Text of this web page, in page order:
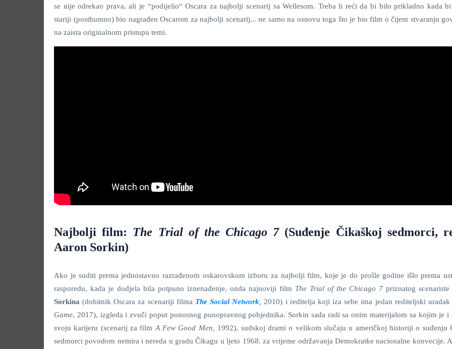
se nije odrekao prava, ali je “podijelio“ Oscara za najbolji scenarij sa Wellesom. Treba li reći da bi bilo prikladno kada
stariji (posthumno) bio nagrađen Oscarom za najbolji scenarij... ne samo na osnovu toga što je bio film o čijem stvaranju
na zaista originalnom pristupu temi.
Najbolji film: The Trial of the Chicago 7(Suđenje Čikaškoj sedmorci,
Aaron Sorkin)
Ako je suditi prema jednostavno razrađenom oskarovskom izboru za najbolji film, koje je do prošle godine išlo prema
rasporedu, kada je dodjela bila potpuno iznenađenje, onda najnoviji film The Trial of the Chicago 7 priznatog scenariste
Sorkina (dobitnik Oscara za scenariji filma The Social Network 2010) i reditelja koji iza sebe ima jedan rediteljski uradak
Game, 2017), izgleda i zvuči poput ponosnog punopravnog pobjednika. Sorkin sada radi sa onim materijalom sa kojim je i
svoju karijeru (scenarij za film A Few Good Men, 1992), sudskoj drami o velikom slučaju u američkoj historiji o suđenju
sedmorci povodom nemira i nereda u gradu Čikagu u ljeto 1968. za vrijeme održavanja Demokratke nacionalne konvecije.